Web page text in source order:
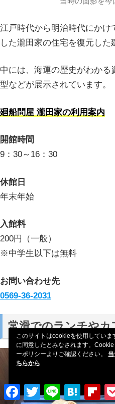
江戸時代から明治時代にかけ
した瀧田家の住宅を復元した
中には、海運の歴史がわか
型などが展示されています。
廻船問屋 瀧田家の利用案内
開館時間
9：30～16：30
休館日
年末年始
入館料
200円（一般）
※中学生以下は無料
お問い合わせ先
0569-36-2031
常滑でのランチやカ
Facebook
TwitterLine Hatena
このサイトはcookieを使用してい
に同意したとみなされます。
ーポリシーよりご確認ください。
ちらから